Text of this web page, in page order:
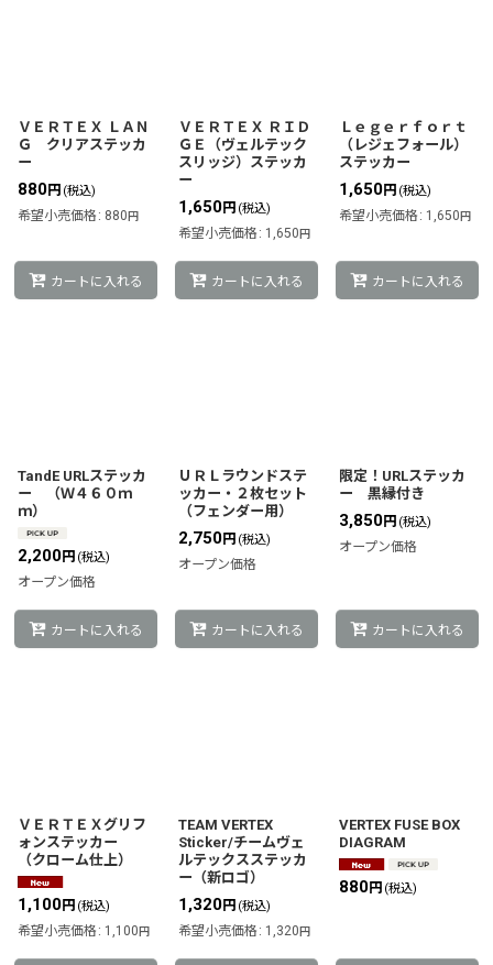
ＶＥＲＴＥＸ ＬＡＮ
Ｇ クリアステッカ
ー
880円 (税込)
希望小売価格 : 880円
カートに入れる
ＶＥＲＴＥＸ ＲＩＤ
ＧＥ（ヴェルテック
スリッジ）ステッカ
ー
1,650円 (税込)
希望小売価格 : 1,650円
カートに入れる
Ｌｅｇｅｒｆｏｒｔ
（レジェフォール）
ステッカー
1,650円 (税込)
希望小売価格 : 1,650円
カートに入れる
TandE URLステッカ
ー （Ｗ４６０ｍ
ｍ）
2,200円 (税込)
オープン価格
カートに入れる
ＵＲＬラウンドステ
ッカー・２枚セット
（フェンダー用）
2,750円 (税込)
オープン価格
カートに入れる
限定！URLステッカ
ー 黒縁付き
3,850円 (税込)
オープン価格
カートに入れる
ＶＥＲＴＥＸグリフ
ォンステッカー
（クローム仕上）
1,100円 (税込)
希望小売価格 : 1,100円
TEAM VERTEX
Sticker/チームヴェ
ルテックスステッカ
ー（新ロゴ）
1,320円 (税込)
希望小売価格 : 1,320円
VERTEX FUSE BOX
DIAGRAM
880円 (税込)